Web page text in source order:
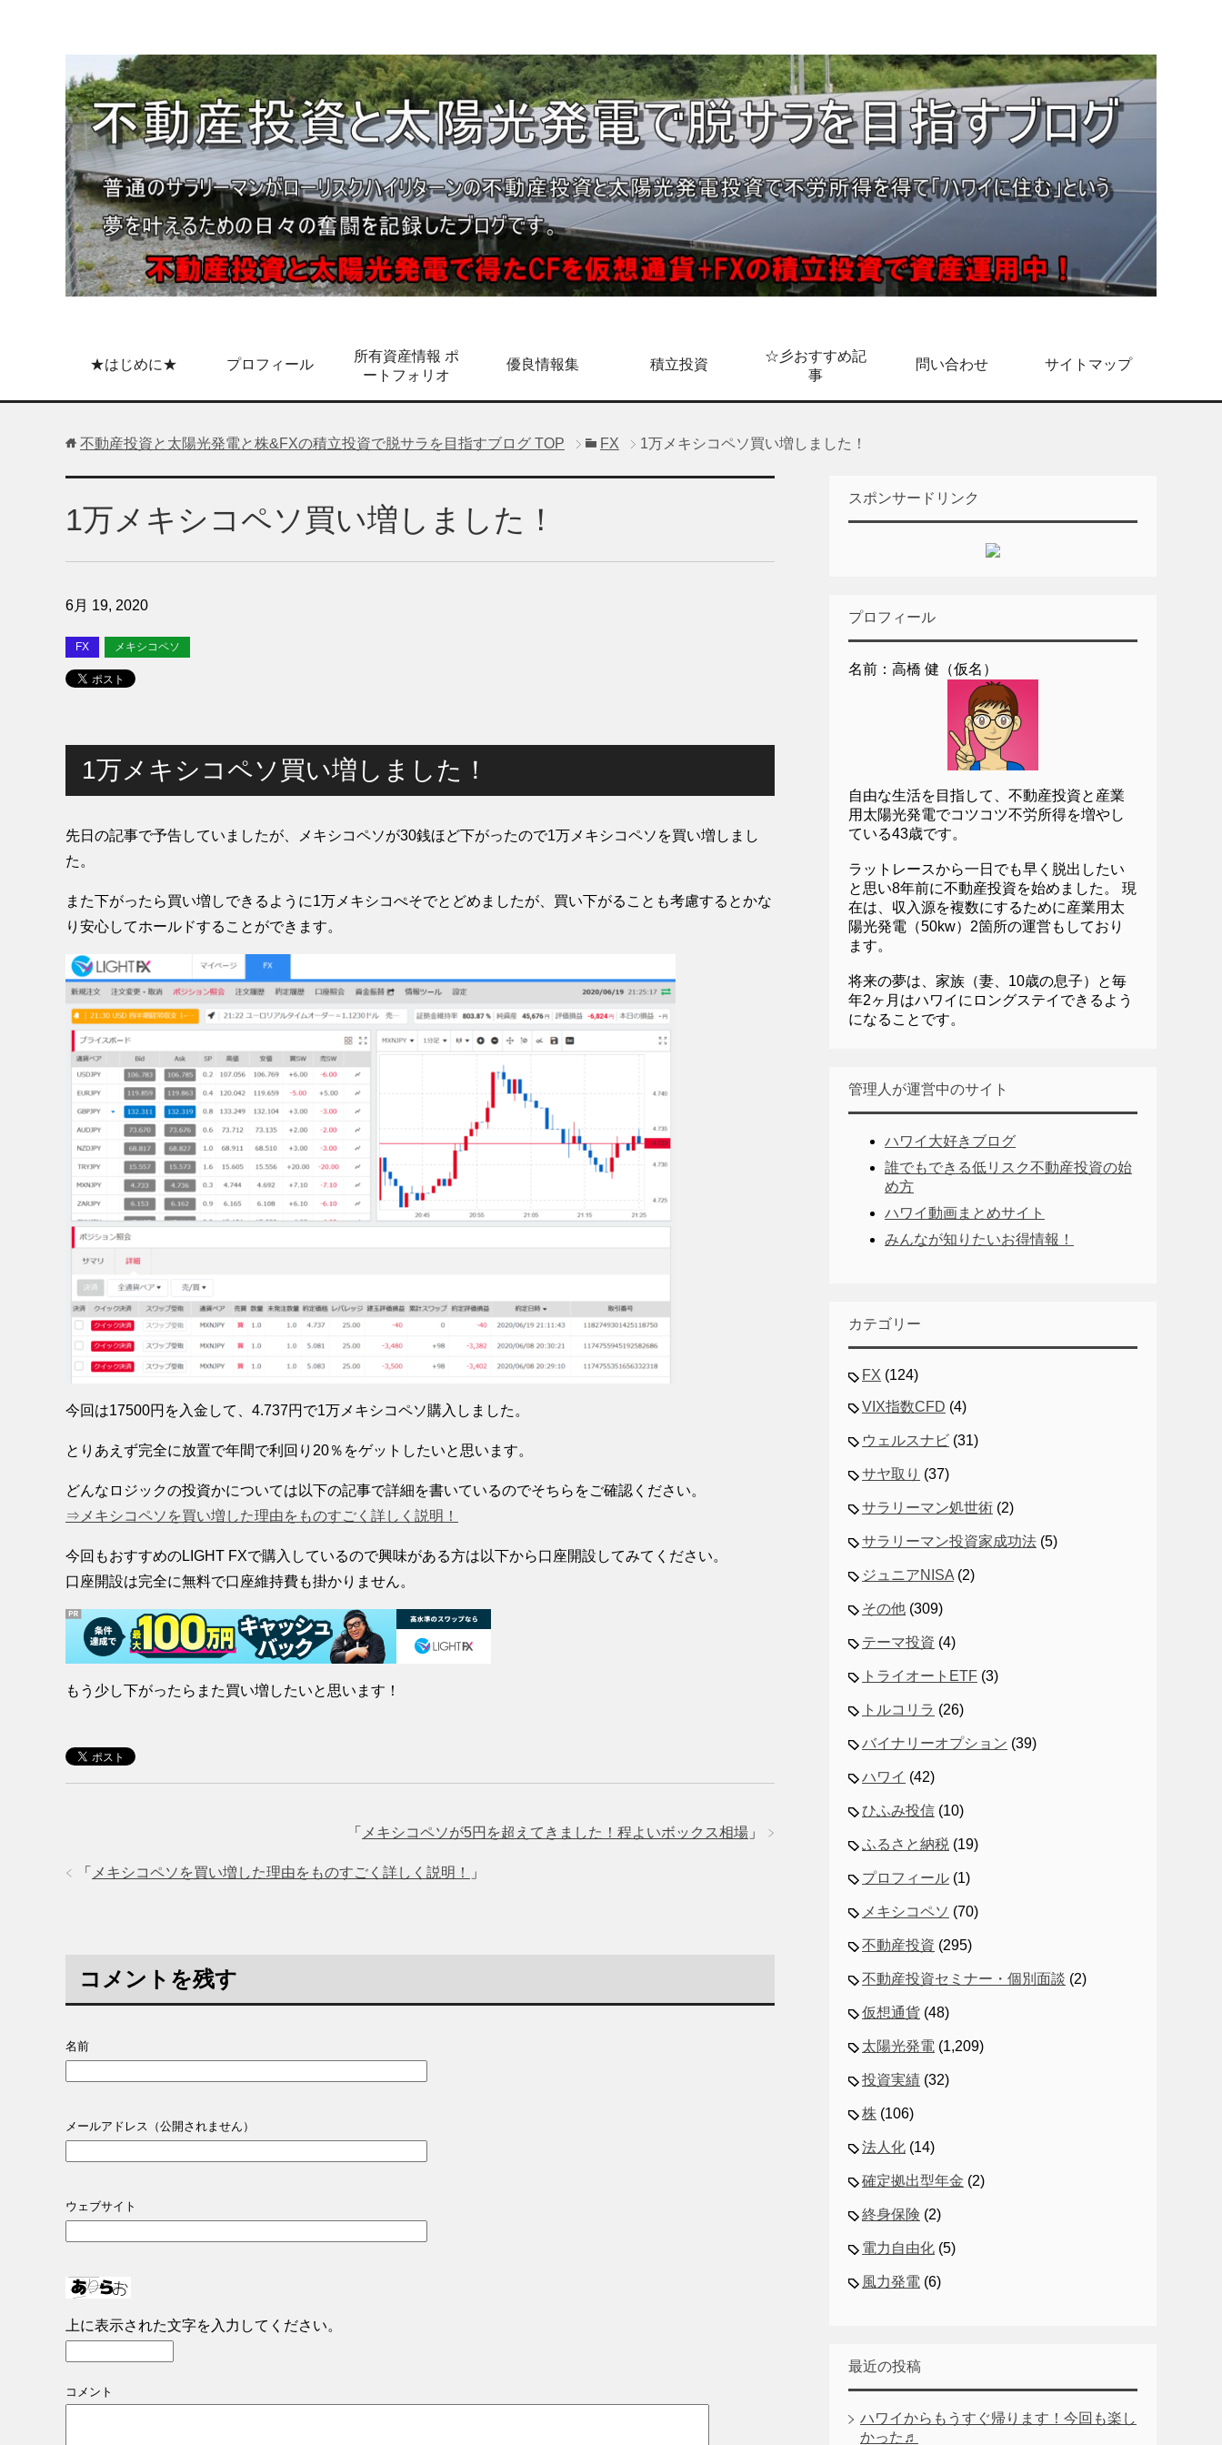
★はじめに★ プロフィール
所有資産情報 ポ
ートフォリオ
優良情報集 積立投資
☆彡おすすめ記
事
問い合わせ サイトマップ
不動産投資と太陽光発電と株&FXの積立投資で脱サラを目指すブログ TOP FX 1万メキシコペソ買い増しました！
1万メキシコペソ買い増しました！
6月 19, 2020
FX メキシコペソ
1万メキシコペソ買い増しました！
先日の記事で予告していましたが、メキシコペソが30銭ほど下がったので1万メキシコペソを買い増しまし
た。
また下がったら買い増しできるように1万メキシコぺそでとどめましたが、買い下がることも考慮するとかな
り安心してホールドすることができます。
今回は17500円を入金して、4.737円で1万メキシコペソ購入しました。
とりあえず完全に放置で年間で利回り20％をゲットしたいと思います。
どんなロジックの投資かについては以下の記事で詳細を書いているのでそちらをご確認ください。
⇒メキシコペソを買い増した理由をものすごく詳しく説明！
今回もおすすめのLIGHT FXで購入しているので興味がある方は以下から口座開設してみてください。
口座開設は完全に無料で口座維持費も掛かりません。
もう少し下がったらまた買い増したいと思います！
「 メキシコペソが5円を超えてきました！程よいボックス相場 」
「 メキシコペソを買い増した理由をものすごく詳しく説明！ 」
コメントを残す
名前
メールアドレス（公開されません）
ウェブサイト
上に表示された文字を入力してください。
コメント
スポンサードリンク
プロフィール
名前：高橋 健（仮名）
自由な生活を目指して、不動産投資と産業
用太陽光発電でコツコツ不労所得を増やし
ている43歳です。
ラットレースから一日でも早く脱出したい
と思い8年前に不動産投資を始めました。 現
在は、収入源を複数にするために産業用太
陽光発電（50kw）2箇所の運営もしており
ます。
将来の夢は、家族（妻、10歳の息子）と毎
年2ヶ月はハワイにロングステイできるよう
になることです。
管理人が運営中のサイト
ハワイ大好きブログ
誰でもできる低リスク不動産投資の始
め方
ハワイ動画まとめサイト
みんなが知りたいお得情報！
カテゴリー
FX (124)
VIX指数CFD (4)
ウェルスナビ (31)
サヤ取り (37)
サラリーマン処世術 (2)
サラリーマン投資家成功法 (5)
ジュニアNISA (2)
その他 (309)
テーマ投資 (4)
トライオートETF (3)
トルコリラ (26)
バイナリーオプション (39)
ハワイ (42)
ひふみ投信 (10)
ふるさと納税 (19)
プロフィール (1)
メキシコペソ (70)
不動産投資 (295)
不動産投資セミナー・個別面談 (2)
仮想通貨 (48)
太陽光発電 (1,209)
投資実績 (32)
株 (106)
法人化 (14)
確定拠出型年金 (2)
終身保険 (2)
電力自由化 (5)
風力発電 (6)
最近の投稿
ハワイからもうすぐ帰ります！今回も楽し
かった♬